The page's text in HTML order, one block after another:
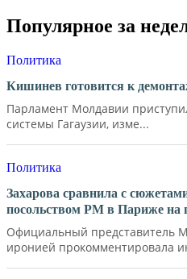
Популярное за
Политика
Кишинев готовится к
Парламент Молдавии
системы Гагаузии, изме...
Политика
Захарова сравнила с
посольством РМ в Париже на
Официальный представитель
иронией прокомментировала